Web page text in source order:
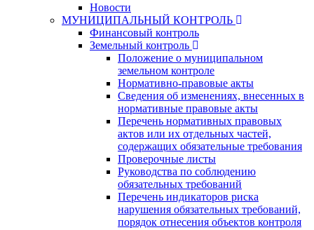
Новости
МУНИЦИПАЛЬНЫЙ КОНТРОЛЬ
Финансовый контроль
Земельный контроль
Положение о муниципальном
земельном контроле
Нормативно-правовые акты
Сведения об изменениях, внесенных в
нормативные правовые акты
Перечень нормативных правовых
актов или их отдельных частей,
содержащих обязательные требования
Проверочные листы
Руководства по соблюдению
обязательных требований
Перечень индикаторов риска
нарушения обязательных требований,
порядок отнесения объектов контроля